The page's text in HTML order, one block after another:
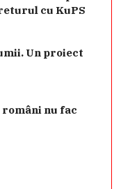
cu KuPS
Un proiect
nu fac